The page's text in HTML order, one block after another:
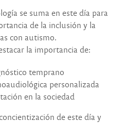
se suma en este día para
de la inclusión y la
con autismo.
la importancia de:
temprano
personalizada
en la sociedad
de este día y